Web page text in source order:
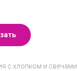
с хлопком и свечами